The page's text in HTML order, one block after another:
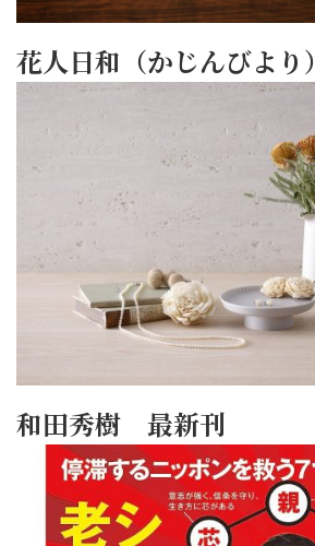
花人日和（かじんびより）
和田秀樹 最新刊